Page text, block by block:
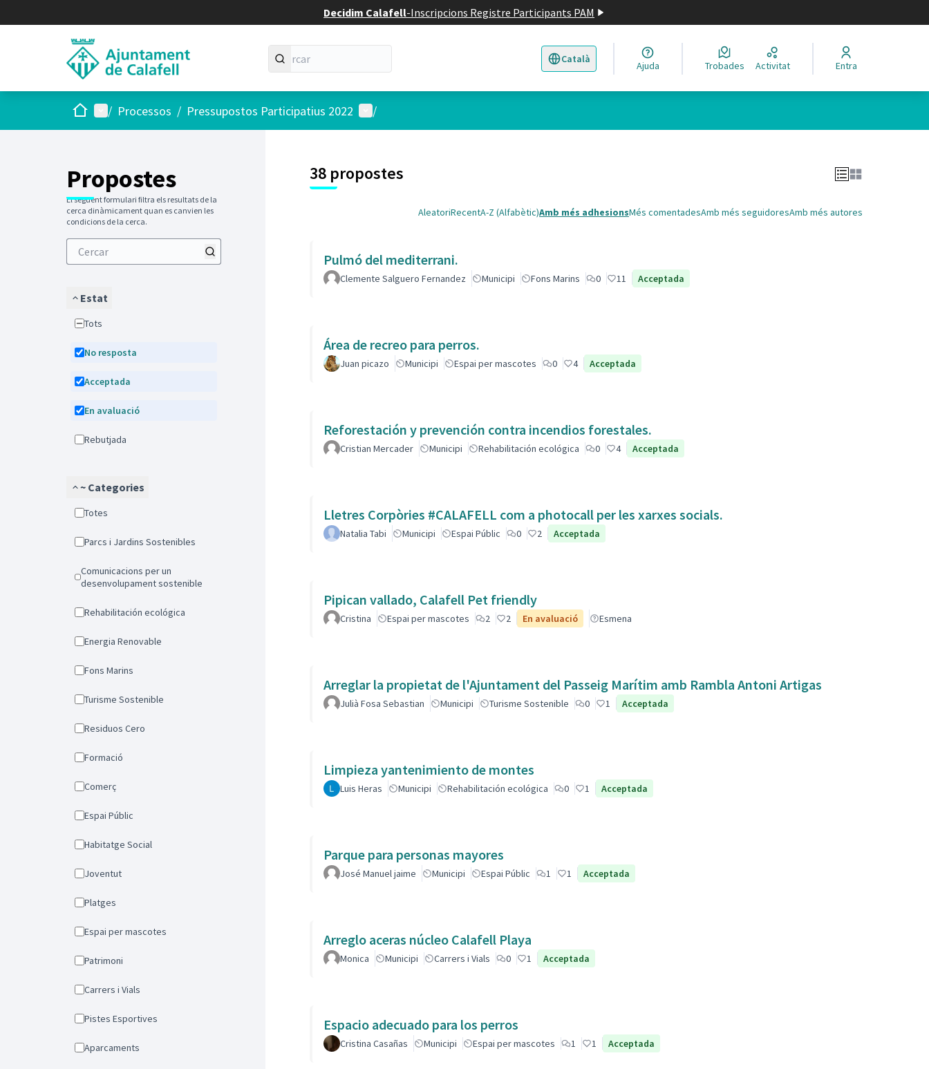
Decidim Calafell-Inscripcions Registre Participants PAM
Català
Triar la llengua Elegir el idioma
Ajuda Trobades Activitat Entra
Inici Menú principal
/ Processos / Pressupostos Participatius 2022 Menú d'usuari
/
Propostes
El següent formulari filtra els resultats de la
cerca dinàmicament quan es canvien les
condicions de la cerca.
Estat
Tots
No resposta
Acceptada
En avaluació
Rebutjada
~ Categories
Totes
Parcs i Jardins Sostenibles
Comunicacions per un
desenvolupament sostenible
Rehabilitación ecológica
Energia Renovable
Fons Marins
Turisme Sostenible
Residuos Cero
Formació
Comerç
Espai Públic
Habitatge Social
Joventut
Platges
Espai per mascotes
Patrimoni
Carrers i Vials
Pistes Esportives
Aparcaments
38 propostes
AleatoriRecentA-Z (Alfabètic)Amb més adhesionsMés comentadesAmb més seguidoresAmb més autores
Pulmó del mediterrani.
Clemente Salguero Fernandez Municipi Fons Marins 0 11 Acceptada
Área de recreo para perros.
Juan picazo Municipi Espai per mascotes 0 4 Acceptada
Reforestación y prevención contra incendios forestales.
Cristian Mercader Municipi Rehabilitación ecológica 0 4 Acceptada
Lletres Corpòries #CALAFELL com a photocall per les xarxes socials.
Natalia Tabi Municipi Espai Públic 0 2 Acceptada
Pipican vallado, Calafell Pet friendly
Cristina Espai per mascotes 2 2 En avaluació Esmena
Arreglar la propietat de l'Ajuntament del Passeig Marítim amb Rambla Antoni Artigas
Julià Fosa Sebastian Municipi Turisme Sostenible 0 1 Acceptada
Limpieza yantenimiento de montes
Luis Heras Municipi Rehabilitación ecológica 0 1 Acceptada
Parque para personas mayores
José Manuel jaime Municipi Espai Públic 1 1 Acceptada
Arreglo aceras núcleo Calafell Playa
Monica Municipi Carrers i Vials 0 1 Acceptada
Espacio adecuado para los perros
Cristina Casañas Municipi Espai per mascotes 1 1 Acceptada